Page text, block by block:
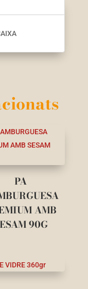
PA
AMB
90G